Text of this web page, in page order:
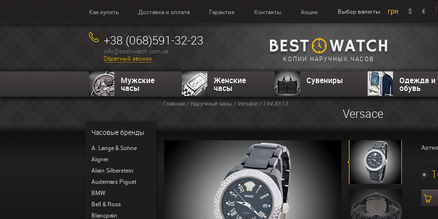
Как купить Доставка и оплата Гарантия Контакты Акции Выбор валюты: грн $ €
+38 (068)591-32-23
info@best-watch.com.ua
Обратный звонок
КОПИИ НАРУЧНЫХ ЧАСОВ
Мужские
часы
Женские
часы
Сувениры Одежда и
обувь
Часовые бренды
A. Lange & Sohne
Aigner
Alain Silberstein
Audemars Piguet
BMW
Bell & Ross
Blancpain
Главная/Наручные часы/ Versace/ 194.8513
Versace